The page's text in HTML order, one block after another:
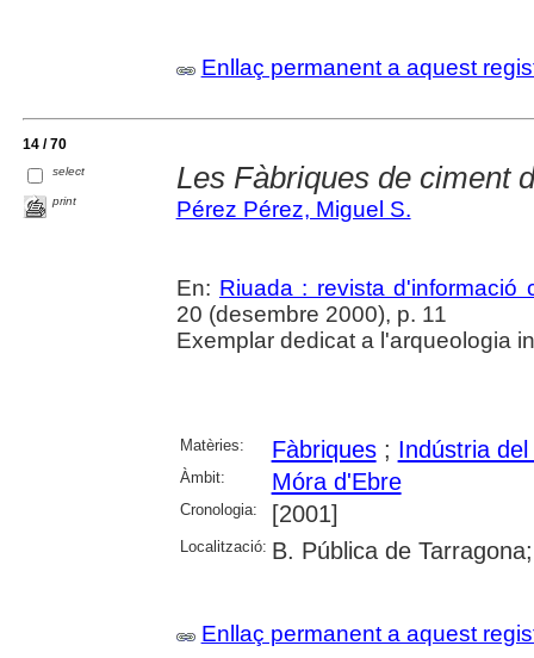
Enllaç permanent a aquest
14 / 70
select
print
Les Fàbriques de ciment
Pérez Pérez, Miguel S.
En: Riuada : revista d'informació
20 (desembre 2000), p. 11
Exemplar dedicat a l'arqueologia
Matèries: Fàbriques; Indústria
Àmbit: Móra d'Ebre
Cronologia: [2001]
Localització: B. Pública de
Enllaç permanent a aquest